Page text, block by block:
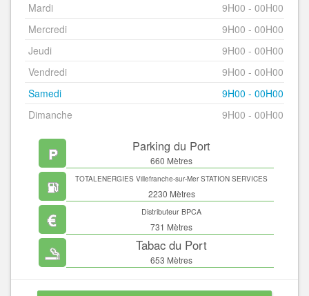
Mardi
9H00 - 00H00
Mercredi
9H00 - 00H00
Jeudi
9H00 - 00H00
Vendredi
9H00 - 00H00
Samedi
9H00 - 00H00
Dimanche
9H00 - 00H00
Parking du Port
660 Mètres
TOTALENERGIES Villefranche-sur-Mer STATION SERVICES
2230 Mètres
Distributeur BPCA
731 Mètres
Tabac du Port
653 Mètres